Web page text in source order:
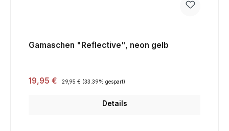
Gamaschen "Reflective", neon gelb
Verkaufspreis:
19,95 € Regulärer Preis:
29,95 € (33.39% gespart)
Details